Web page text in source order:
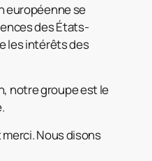
européenne se
des États-
les intérêts des
notre groupe est le
merci. Nous disons